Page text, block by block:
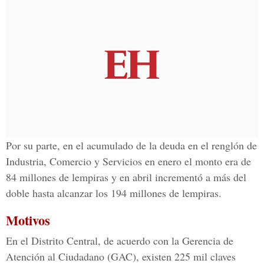
Por su parte, en el acumulado de la deuda en el renglón de
Industria, Comercio y Servicios en enero el monto era de
84 millones de lempiras y en abril incrementó a más del
doble hasta alcanzar los 194 millones de lempiras.
Motivos
En el Distrito Central, de acuerdo con la Gerencia de
Atención al Ciudadano (GAC), existen 225 mil claves